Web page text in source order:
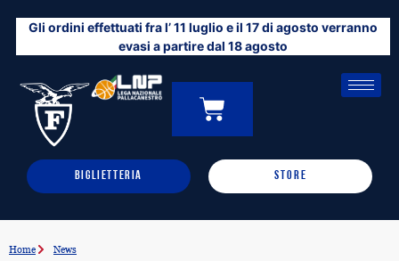
contenuto
Gli ordini effettuati fra l’ 11 luglio e il 17 di agosto verranno
evasi a partire dal 18 agosto
0
CARRELLO
BIGLIETTERIA STORE
Home
News